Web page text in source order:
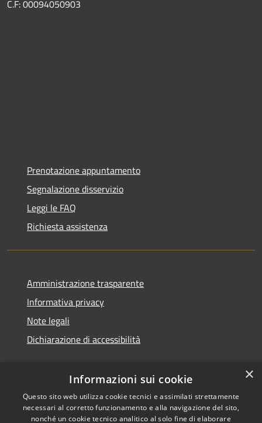
C.F: 00094050903
Prenotazione appuntamento
Segnalazione disservizio
Leggi le FAQ
Richiesta assistenza
Amministrazione trasparente
Informativa privacy
Note legali
Dichiarazione di accessibilità
×
Informazioni sui cookie
Questo sito web utilizza cookie tecnici e assimilati strettamente
necessari al corretto funzionamento e alla navigazione del sito,
nonché un cookie tecnico analitico al solo fine di elaborare